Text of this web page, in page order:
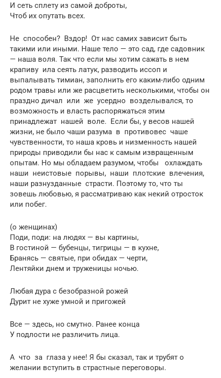
И сеть сплету из самой доброты,
Чтоб их опутать всех.
Не способен? Вздор! От нас самих зависит быть
такими или иными. Наше тело — это сад, где садовник
— наша воля. Так что если мы хотим сажать в нем
крапиву ила сеять латук, разводить иссоп и
выпалывать тимиан, заполнить его каким-либо одним
родом травы или же расцветить несколькими, чтобы он
праздно дичал или же усердно возделывался, то
возможность и власть распоряжаться этим
принадлежат нашей воле. Если бы, у весов нашей
жизни, не было чаши разума в противовес чаше
чувственности, то наша кровь и низменность нашей
природы приводили бы нас к самым извращенным
опытам. Но мы обладаем разумом, чтобы охлаждать
наши неистовые порывы, наши плотские влечения,
наши разнузданные страсти. Поэтому то, что ты
зовешь любовью, я рассматриваю как некий отросток
или побег.
(о женщинах)
Поди, поди: на людях — вы картины,
В гостиной — бубенцы, тигрицы — в кухне,
Бранясь — святые, при обидах — черти,
Лентяйки днем и труженицы ночью.
Любая дура с безобразной рожей
Дурит не хуже умной и пригожей
Все — здесь, но смутно. Ранее конца
У подлости не различить лица.
А что за глаза у нее! Я бы сказал, так и трубят о
желании вступить в страстные переговоры.